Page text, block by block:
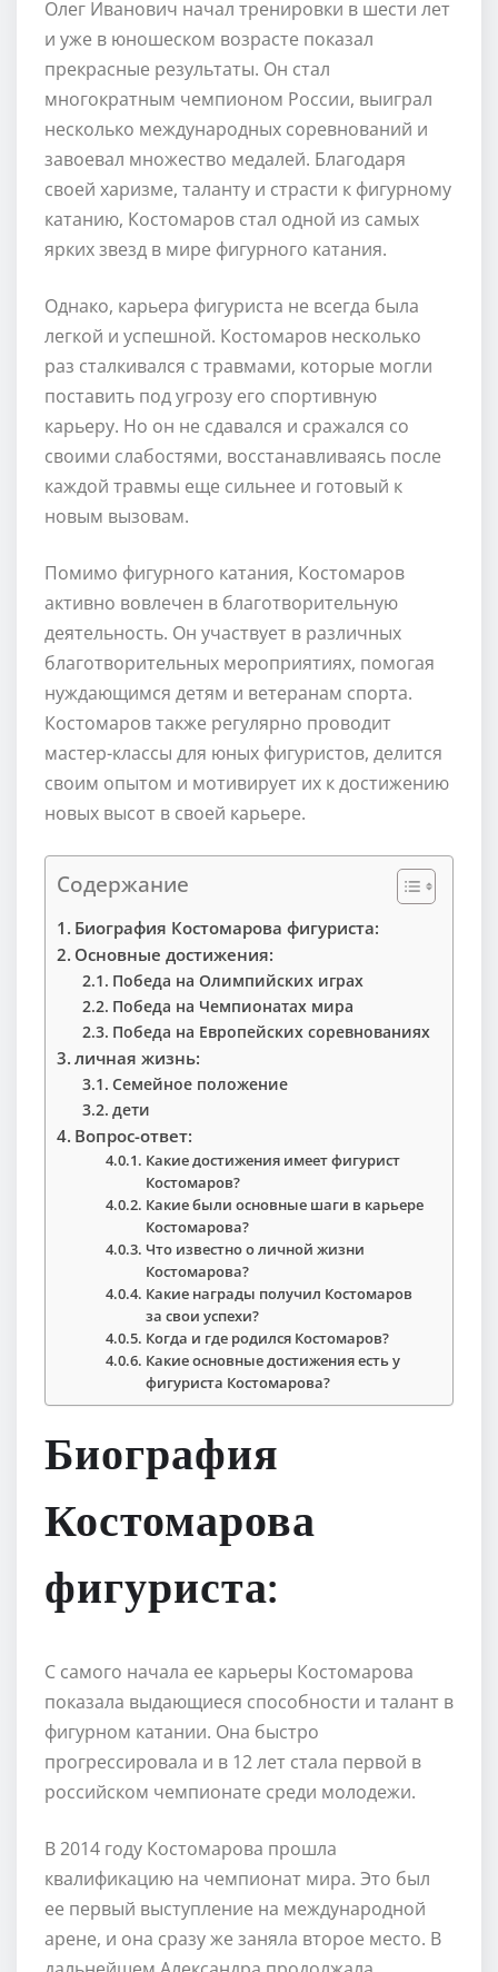
Олег Иванович начал тренировки в шести лет
и уже в юношеском возрасте показал
прекрасные результаты. Он стал
многократным чемпионом России, выиграл
несколько международных соревнований и
завоевал множество медалей. Благодаря
своей харизме, таланту и страсти к фигурному
катанию, Костомаров стал одной из самых
ярких звезд в мире фигурного катания.
Однако, карьера фигуриста не всегда была
легкой и успешной. Костомаров несколько
раз сталкивался с травмами, которые могли
поставить под угрозу его спортивную
карьеру. Но он не сдавался и сражался со
своими слабостями, восстанавливаясь после
каждой травмы еще сильнее и готовый к
новым вызовам.
Помимо фигурного катания, Костомаров
активно вовлечен в благотворительную
деятельность. Он участвует в различных
благотворительных мероприятиях, помогая
нуждающимся детям и ветеранам спорта.
Костомаров также регулярно проводит
мастер-классы для юных фигуристов, делится
своим опытом и мотивирует их к достижению
новых высот в своей карьере.
Содержание
Биография Костомарова фигуриста:
Основные достижения:
Победа на Олимпийских играх
Победа на Чемпионатах мира
Победа на Европейских соревнованиях
личная жизнь:
Семейное положение
дети
Вопрос-ответ:
Какие достижения имеет фигурист
Костомаров?
Какие были основные шаги в карьере
Костомарова?
Что известно о личной жизни
Костомарова?
Какие награды получил Костомаров
за свои успехи?
Когда и где родился Костомаров?
Какие основные достижения есть у
фигуриста Костомарова?
Биография
Костомарова
фигуриста:
С самого начала ее карьеры Костомарова
показала выдающиеся способности и талант в
фигурном катании. Она быстро
прогрессировала и в 12 лет стала первой в
российском чемпионате среди молодежи.
В 2014 году Костомарова прошла
квалификацию на чемпионат мира. Это был
ее первый выступление на международной
арене, и она сразу же заняла второе место. В